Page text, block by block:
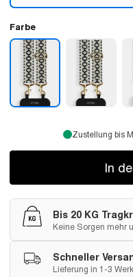
Farbe
Zustellung bis
In
Bis 20 KG
Keine Sorgen mehr
Schneller
Lieferung in 1-3